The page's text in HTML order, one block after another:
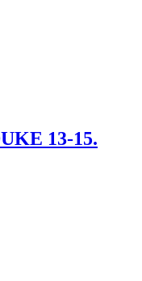
13-15.